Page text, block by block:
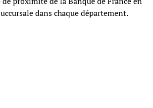
dans chaque département.